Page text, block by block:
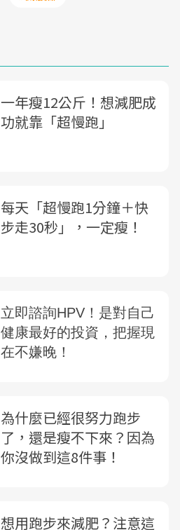
一年瘦12公斤！想減肥成
功就靠「超慢跑」
每天「超慢跑1分鐘＋快
步走30秒」，一定瘦！
為什麼已經很努力跑步
了，還是瘦不下來？因為
你沒做到這8件事！
想用跑步來減肥？注意這